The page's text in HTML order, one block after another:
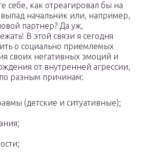
себе, как отреагировал бы на
начальник или, например,
партнер? Да уж,
В этой связи я сегодня
о социально приемлемых
своих негативных эмоций и
от внутренней агрессии,
разным причинам:
(детские и ситуативные);